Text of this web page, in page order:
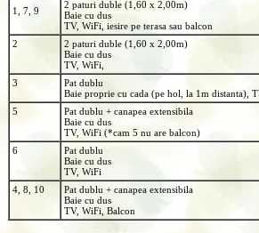
1, 7, 9
2 paturi duble (1,60 x 2,00m)
Baie cu dus
TV, WiFi, iesire pe terasa sau balcon
2
2 paturi duble (1,60 x 2,00m)
Baie cu dus
TV, WiFi,
3
Pat dublu
Baie proprie cu cada (pe hol, la 1m distanta),
5
Pat dublu + canapea extensibila
Baie cu dus
TV, WiFi (*cam 5 nu are balcon)
6
Pat dublu
Baie cu dus
TV, WiFi
4, 8, 10
Pat dublu + canapea extensibila
Baie cu dus
TV, WiFi, Balcon